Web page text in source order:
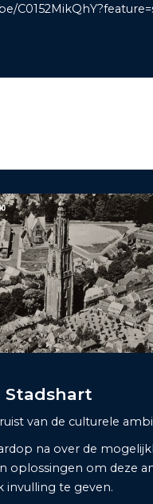
Stadshart
van de culturele
na over de
oplossingen om deze
invulling te geven.